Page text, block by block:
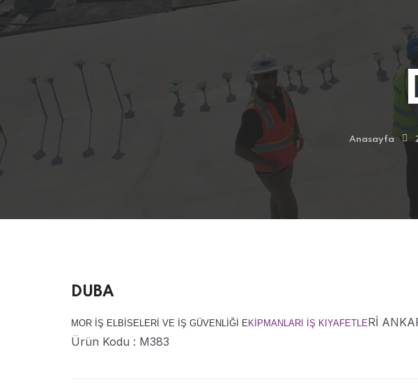
Anasayfa
DUBA
MOR İŞ ELBİSELERİ VE İŞ GÜVENLİĞİ E KİPMANLARI İŞ KIYAFETLERİ
Ürün Kodu : M383